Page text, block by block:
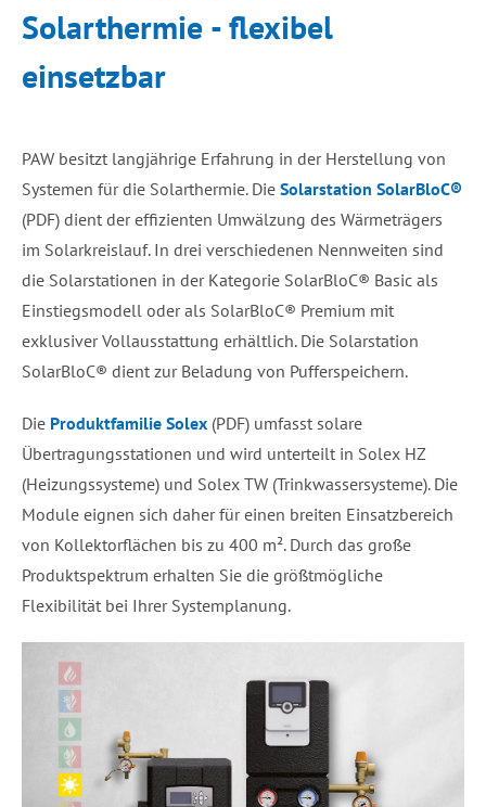
Solarthermie - flexibel
einsetzbar
PAW besitzt langjährige Erfahrung in der Herstellung von
Systemen für die Solarthermie. Die Solarstation SolarBloC®
(PDF) dient der effizienten Umwälzung des Wärmeträgers
im Solarkreislauf. In drei verschiedenen Nennweiten sind
die Solarstationen in der Kategorie SolarBloC® Basic als
Einstiegsmodell oder als SolarBloC® Premium mit
exklusiver Vollausstattung erhältlich. Die Solarstation
SolarBloC® dient zur Beladung von Pufferspeichern.
Die Produktfamilie Solex (PDF) umfasst solare
Übertragungsstationen und wird unterteilt in Solex HZ
(Heizungssysteme) und Solex TW (Trinkwassersysteme). Die
Module eignen sich daher für einen breiten Einsatzbereich
von Kollektorflächen bis zu 400 m². Durch das große
Produktspektrum erhalten Sie die größtmögliche
Flexibilität bei Ihrer Systemplanung.